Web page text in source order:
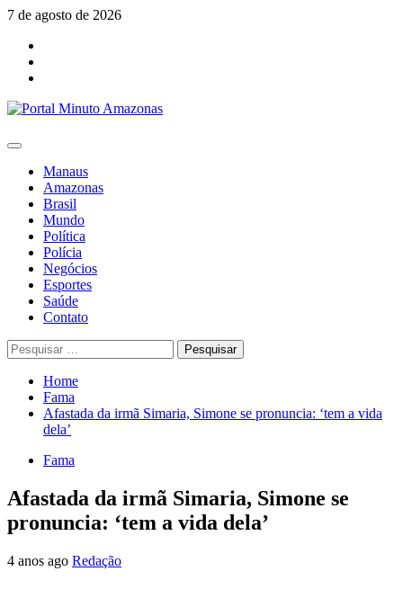
Skip
content
7 de agosto de 2026
Primary
Manaus
Amazonas
Brasil
Mundo
Política
Polícia
Negócios
Esportes
Saúde
Contato
Pesquisar
por:
Home
Fama
Afastada da irmã Simaria, Simone se pronuncia: ‘tem a vida
dela’
Fama
Afastada da irmã Simaria, Simone se
pronuncia: ‘tem a vida dela’
4 anos ago Redação